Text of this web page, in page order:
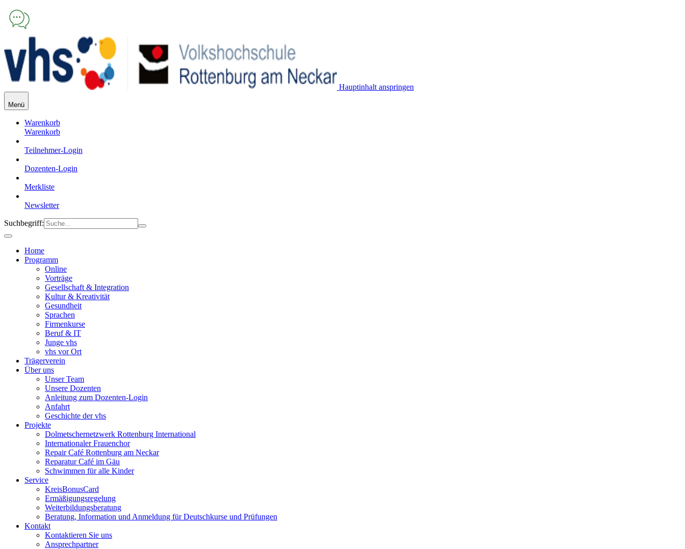
Hauptinhalt anspringen
Menü
Warenkorb
Warenkorb
Teilnehmer-Login
Dozenten-Login
Merkliste
Newsletter
Suchbegriff:
Home
Programm
Online
Vorträge
Gesellschaft & Integration
Kultur & Kreativität
Gesundheit
Sprachen
Firmenkurse
Beruf & IT
Junge vhs
vhs vor Ort
Trägerverein
Über uns
Unser Team
Unsere Dozenten
Anleitung zum Dozenten-Login
Anfahrt
Geschichte der vhs
Projekte
Dolmetschernetzwerk Rottenburg International
Internationaler Frauenchor
Repair Café Rottenburg am Neckar
Reparatur Café im Gäu
Schwimmen für alle Kinder
Service
KreisBonusCard
Ermäßigungsregelung
Weiterbildungsberatung
Beratung, Information und Anmeldung für Deutschkurse und Prüfungen
Kontakt
Kontaktieren Sie uns
Ansprechpartner